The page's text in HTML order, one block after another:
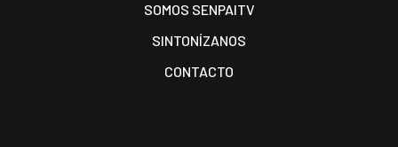
SOMOS SENPAITV
SINTONÍZANOS
CONTACTO